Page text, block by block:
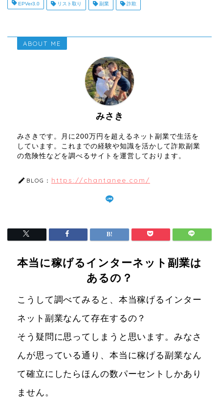
EPVer3.0 リスト取り 副業 詐欺
ABOUT ME
みさき
みさきです。月に200万円を超えるネット副業で生活を
しています。これまでの経験や知識を活かして詐欺副業
の危険性などを調べるサイトを運営しております。
BLOG： https://chantanee.com/
本当に稼げるインターネット副業は
あるの？
こうして調べてみると、本当稼げるインター
ネット副業なんて存在するの？
そう疑問に思ってしまうと思います。みなさ
んが思っている通り、本当に稼げる副業なん
て確立にしたらほんの数パーセントしかあり
ません。